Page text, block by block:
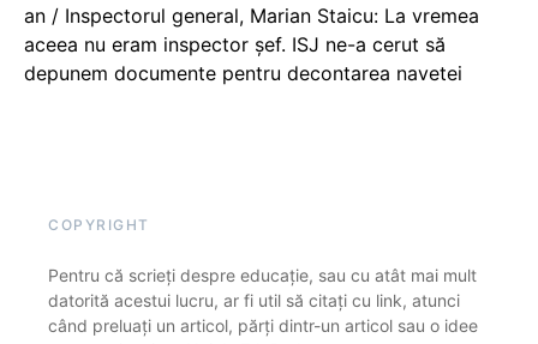
an / Inspectorul general, Marian Staicu: La vremea
aceea nu eram inspector șef. ISJ ne-a cerut să
depunem documente pentru decontarea navetei
COPYRIGHT
Pentru că scrieți despre educație, sau cu atât mai mult
datorită acestui lucru, ar fi util să citați cu link, atunci
când preluați un articol, părți dintr-un articol sau o idee